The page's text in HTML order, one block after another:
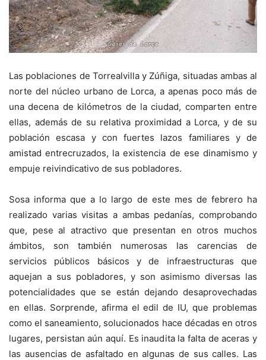
Las poblaciones de Torrealvilla y Zúñiga, situadas ambas al
norte del núcleo urbano de Lorca, a apenas poco más de
una decena de kilómetros de la ciudad, comparten entre
ellas, además de su relativa proximidad a Lorca, y de su
población escasa y con fuertes lazos familiares y de
amistad entrecruzados, la existencia de ese dinamismo y
empuje reivindicativo de sus pobladores.
Sosa informa que a lo largo de este mes de febrero ha
realizado varias visitas a ambas pedanías, comprobando
que, pese al atractivo que presentan en otros muchos
ámbitos, son también numerosas las carencias de
servicios públicos básicos y de infraestructuras que
aquejan a sus pobladores, y son asimismo diversas las
potencialidades que se están dejando desaprovechadas
en ellas. Sorprende, afirma el edil de IU, que problemas
como el saneamiento, solucionados hace décadas en otros
lugares, persistan aún aquí. Es inaudita la falta de aceras y
las ausencias de asfaltado en algunas de sus calles. Las